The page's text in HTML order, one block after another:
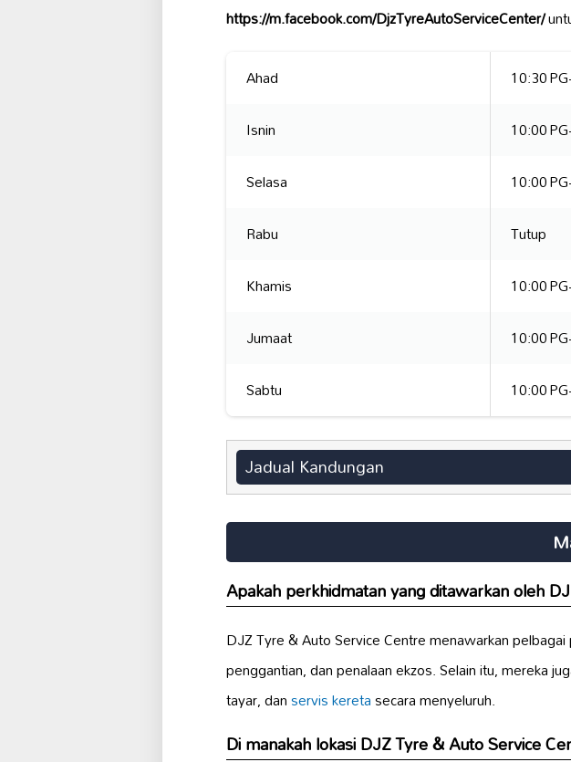
https://m.facebook.com/DjzTyreAutoServiceCenter/
Ahad
10:30
Isnin
10:00
Selasa
10:00
Rabu
Tutup
Khamis
10:00
Jumaat
10:00
Sabtu
10:00
Jadual Kandungan
Apakah perkhidmatan yang ditawarkan oleh
DJZ Tyre & Auto Service Centre menawarkan
penggantian, dan penalaan ekzos. Selain itu, mereka
tayar, danservis keretasecara menyeluruh.
Di manakah lokasi DJZ Tyre & Auto Service